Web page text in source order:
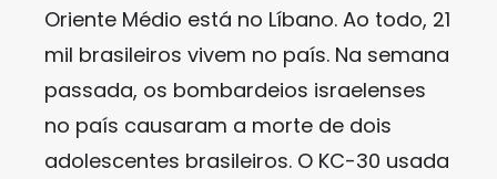
Oriente Médio está no Líbano. Ao todo, 21
mil brasileiros vivem no país. Na semana
passada, os bombardeios israelenses
no país causaram a morte de dois
adolescentes brasileiros. O KC-30 usada